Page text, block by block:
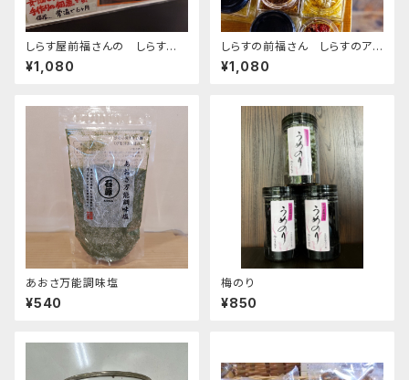
しらす屋前福さんの しらすの
佃煮各種
¥1,080
しらすの前福さん しらすのアヒ
ージョ
¥1,080
あおさ万能調味塩
¥540
梅のり
¥850